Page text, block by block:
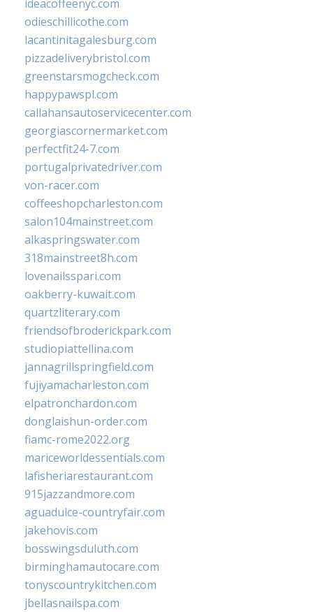
ideacoffeenyc.com
odieschillicothe.com
lacantinitagalesburg.com
pizzadeliverybristol.com
greenstarsmogcheck.com
happypawspl.com
callahansautoservicecenter.com
georgiascornermarket.com
perfectfit24-7.com
portugalprivatedriver.com
von-racer.com
coffeeshopcharleston.com
salon104mainstreet.com
alkaspringswater.com
318mainstreet8h.com
lovenailsspari.com
oakberry-kuwait.com
quartzliterary.com
friendsofbroderickpark.com
studiopiattellina.com
jannagrillspringfield.com
fujiyamacharleston.com
elpatronchardon.com
donglaishun-order.com
fiamc-rome2022.org
mariceworldessentials.com
lafisheriarestaurant.com
915jazzandmore.com
aguadulce-countryfair.com
jakehovis.com
bosswingsduluth.com
birminghamautocare.com
tonyscountrykitchen.com
jbellasnailspa.com